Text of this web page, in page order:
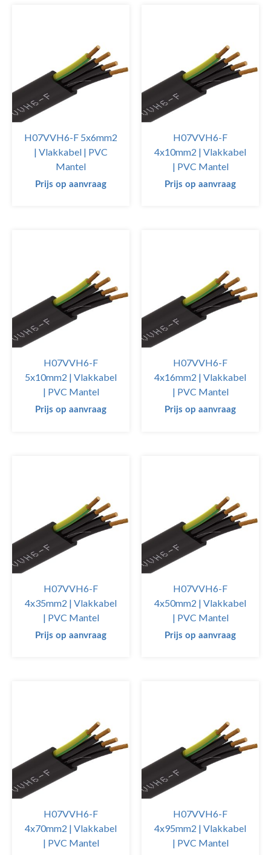
H07VVH6-F 5x6mm2
| Vlakkabel | PVC
Mantel
Prijs op aanvraag
H07VVH6-F
4x10mm2 | Vlakkabel
| PVC Mantel
Prijs op aanvraag
H07VVH6-F
5x10mm2 | Vlakkabel
| PVC Mantel
Prijs op aanvraag
H07VVH6-F
4x16mm2 | Vlakkabel
| PVC Mantel
Prijs op aanvraag
H07VVH6-F
4x35mm2 | Vlakkabel
| PVC Mantel
Prijs op aanvraag
H07VVH6-F
4x50mm2 | Vlakkabel
| PVC Mantel
Prijs op aanvraag
H07VVH6-F
4x70mm2 | Vlakkabel
| PVC Mantel
H07VVH6-F
4x95mm2 | Vlakkabel
| PVC Mantel